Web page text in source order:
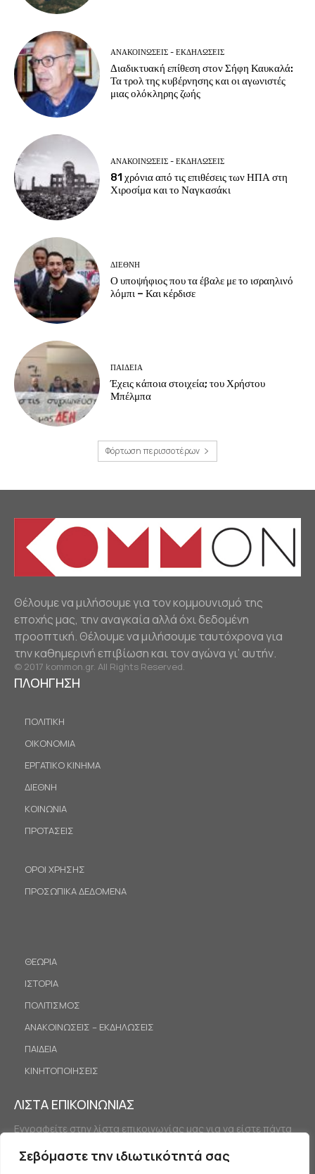
Σεβόμαστε την ιδιωτικότητά σας
ΑΝΑΚΟΙΝΩΣΕΙΣ - ΕΚΔΗΛΩΣΕΙΣ
Διαδικτυακή επίθεση στον Σήφη Καυκαλά:
Τα τρολ της κυβέρνησης και οι αγωνιστές
μιας ολόκληρης ζωής
ΑΝΑΚΟΙΝΩΣΕΙΣ - ΕΚΔΗΛΩΣΕΙΣ
81 χρόνια από τις επιθέσεις των ΗΠΑ στη
Χιροσίμα και το Ναγκασάκι
ΔΙΕΘΝΗ
Ο υποψήφιος που τα έβαλε με το ισραηλινό
λόμπι – Και κέρδισε
ΠΑΙΔΕΙΑ
Έχεις κάποια στοιχεία; του Χρήστου
Μπέλμπα
Φόρτωση περισσοτέρων
Θέλουμε να μιλήσουμε για τον κομμουνισμό της
εποχής μας, την αναγκαία αλλά όχι δεδομένη
προοπτική. Θέλουμε να μιλήσουμε ταυτόχρονα για
την καθημερινή επιβίωση και τον αγώνα γι’ αυτήν.
© 2017 kommon.gr. All Rights Reserved.
ΠΛΟΗΓΗΣΗ
ΠΟΛΙΤΙΚΗ
ΟΙΚΟΝΟΜΙΑ
ΕΡΓΑΤΙΚΟ ΚΙΝΗΜΑ
ΔΙΕΘΝΗ
ΚΟΙΝΩΝΙΑ
ΠΡΟΤΑΣΕΙΣ
ΟΡΟΙ ΧΡΗΣΗΣ
ΠΡΟΣΩΠΙΚΑ ΔΕΔΟΜΕΝΑ
ΘΕΩΡΙΑ
ΙΣΤΟΡΙΑ
ΠΟΛΙΤΙΣΜΟΣ
ΑΝΑΚΟΙΝΩΣΕΙΣ – ΕΚΔΗΛΩΣΕΙΣ
ΠΑΙΔΕΙΑ
ΚΙΝΗΤΟΠΟΙΗΣΕΙΣ
ΛΙΣΤΑ ΕΠΙΚΟΙΝΩΝΙΑΣ
Εγγραφείτε στην λίστα επικοινωνίας μας για να είστε πάντα